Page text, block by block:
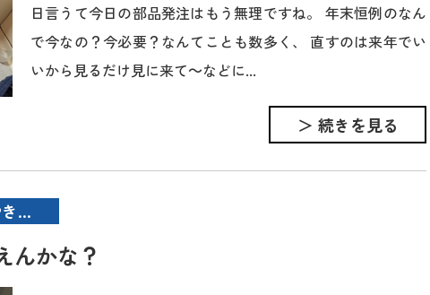
日言うて今日の部品発注はもう無理ですね。 年末恒例のなん
で今なの？今必要？なんてことも数多く、 直すのは来年でい
いから見るだけ見に来て～などに...
＞ 続きを見る
き…
んかな？